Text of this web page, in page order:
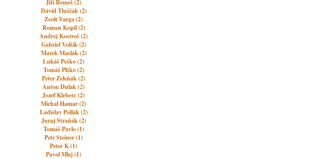
Jiří Remeš (2)
Dávid Tluščák (2)
Zsolt Varga (2)
Roman Kopil (2)
Andrej Kostroš (2)
Gabriel Volšík (2)
Marek Maslák (2)
Lukáš Peško (2)
Tomáš Plško (2)
Peter Zeleňák (2)
Anton Dulak (2)
Jozef Kleberc (2)
Michal Hamar (2)
Ladislav Pollák (2)
Juraj Straňák (2)
Tomáš Pavlo (1)
Petr Steiner (1)
Peter K (1)
Pavol Mlej (1)